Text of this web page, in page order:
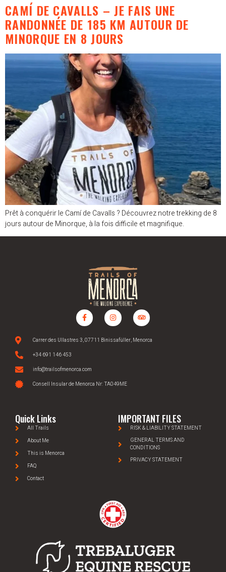
CAMÍ DE CAVALLS – JE FAIS UNE
RANDONNÉE DE 185 KM AUTOUR DE
MINORQUE EN 8 JOURS
Prêt à conquérir le Camí de Cavalls ? Découvrez notre trekking de 8
jours autour de Minorque, à la fois difficile et magnifique.
Carrer des Ullastres 3, 07711 Binissafúller, Menorca
+34 691 146 453
info@trailsofmenorca.com
Consell Insular de Menorca Nr: TA049ME
Quick Links
All Trails
About Me
This is Menorca
FAQ
Contact
IMPORTANT FILES
RISK & LIABILITY STATEMENT
GENERAL TERMS AND
CONDITIONS
PRIVACY STATEMENT